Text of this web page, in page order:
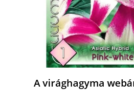
A virághagyma